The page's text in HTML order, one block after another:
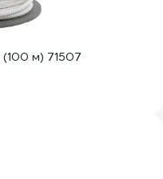
м) 71507